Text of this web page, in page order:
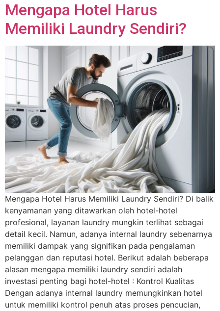
Mengapa Hotel Harus
Memiliki Laundry Sendiri?
Mengapa Hotel Harus Memiliki Laundry Sendiri? Di balik
kenyamanan yang ditawarkan oleh hotel-hotel
profesional, layanan laundry mungkin terlihat sebagai
detail kecil. Namun, adanya internal laundry sebenarnya
memiliki dampak yang signifikan pada pengalaman
pelanggan dan reputasi hotel. Berikut adalah beberapa
alasan mengapa memiliki laundry sendiri adalah
investasi penting bagi hotel-hotel : Kontrol Kualitas
Dengan adanya internal laundry memungkinkan hotel
untuk memiliki kontrol penuh atas proses pencucian,